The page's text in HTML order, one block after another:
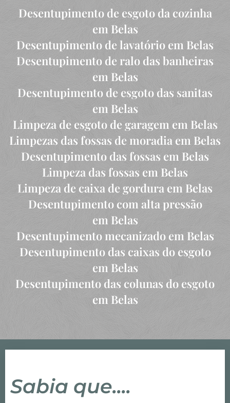
Desentupimento de esgoto da cozinha
em Belas
Desentupimento de lavatório em Belas
Desentupimento de ralo das banheiras
em Belas
Desentupimento de esgoto das sanitas
em Belas
Limpeza de esgoto de garagem em Belas
Limpezas das fossas de moradia em Belas
Desentupimento das fossas em Belas
Limpeza das fossas em Belas
Limpeza de caixa de gordura em Belas
Desentupimento com alta pressão
em Belas
Desentupimento mecanizado em Belas
Desentupimento das caixas do esgoto
em Belas
Desentupimento das colunas do esgoto
em Belas
Sabia que....